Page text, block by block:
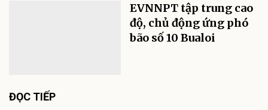
EVNNPT tập trung cao
độ, chủ động ứng phó
bão số 10 Bualoi
ĐỌC TIẾP